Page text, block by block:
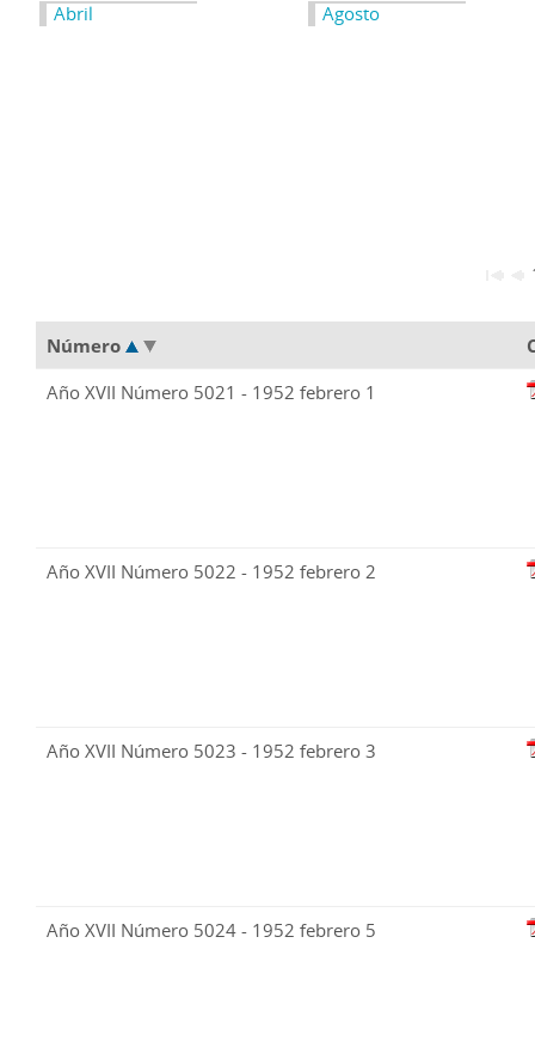
Abril
Agosto
Número
Año XVII Número 5021 - 1952 febrero 1
Año XVII Número 5022 - 1952 febrero 2
Año XVII Número 5023 - 1952 febrero 3
Año XVII Número 5024 - 1952 febrero 5